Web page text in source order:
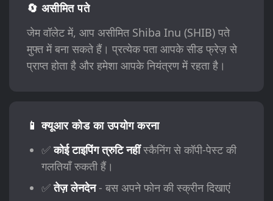
🔄 असीमित पते
जेम वॉलेट में, आप असीमित Shiba Inu (SHIB) पते
मुफ्त में बना सकते हैं। प्रत्येक पता आपके सीड फ्रेज़ से
प्राप्त होता है और हमेशा आपके नियंत्रण में रहता है।
📱 क्यूआर कोड का उपयोग करना
✅कोई टाइपिंग त्रुटि नहींस्कैनिंग से कॉपी-पेस्ट की
गलतियाँ रुकती हैं।
✅तेज़ लेनदेन- बस अपने फोन की स्क्रीन दिखाएं